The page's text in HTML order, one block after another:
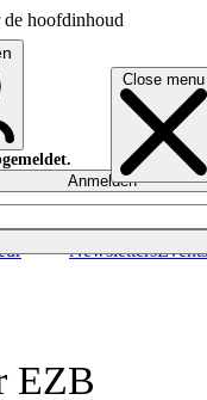
de hoofdinhoud
Close menu
NewslettersEvents
Anmelden
EZB